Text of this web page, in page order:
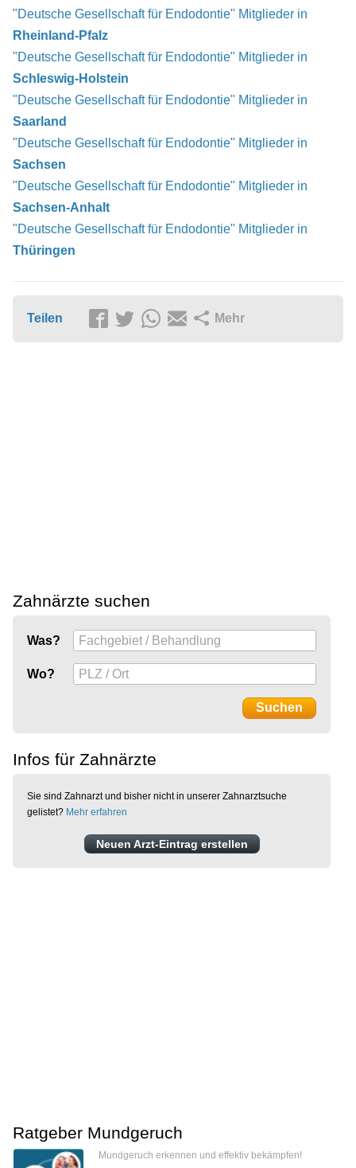
"Deutsche Gesellschaft für Endodontie" Mitglieder in
Rheinland-Pfalz
"Deutsche Gesellschaft für Endodontie" Mitglieder in
Schleswig-Holstein
"Deutsche Gesellschaft für Endodontie" Mitglieder in
Saarland
"Deutsche Gesellschaft für Endodontie" Mitglieder in
Sachsen
"Deutsche Gesellschaft für Endodontie" Mitglieder in
Sachsen-Anhalt
"Deutsche Gesellschaft für Endodontie" Mitglieder in
Thüringen
Teilen Mehr
Zahnärzte suchen
Was?
Wo?
Infos für Zahnärzte
Sie sind Zahnarzt und bisher nicht in unserer Zahnarztsuche
gelistet? Mehr erfahren
Neuen Arzt-Eintrag erstellen
Ratgeber Mundgeruch
Mundgeruch erkennen und effektiv bekämpfen!